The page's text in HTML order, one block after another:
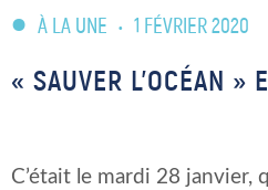
À LA UNE • 1 FÉVRIER 2020
« SAUVER L’OCÉAN »
C’était le mardi 28 janvier,